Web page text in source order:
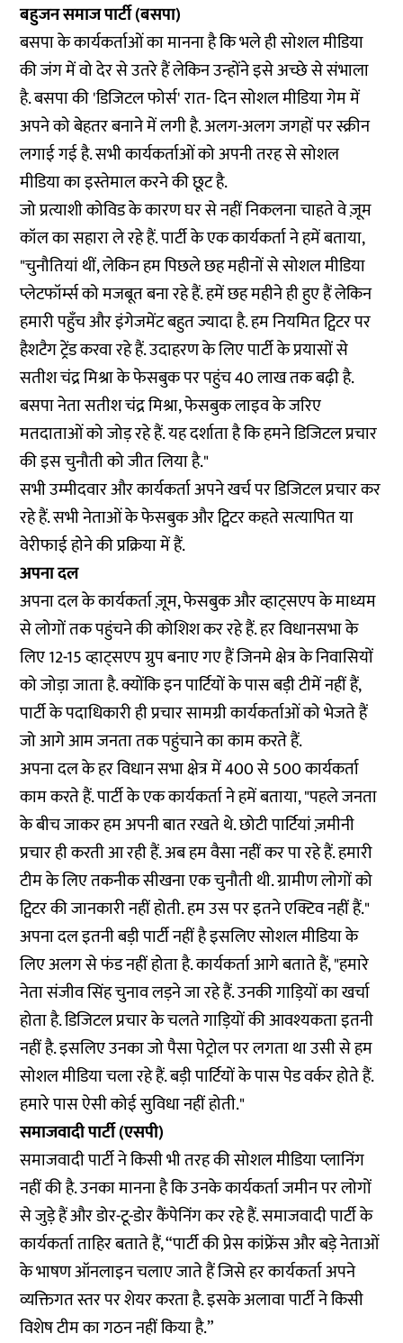
बहुजन समाज पार्टी (बसपा)
बसपा के कार्यकर्ताओं का मानना है कि भले ही सोशल मीडिया
की जंग में वो देर से उतरे हैं लेकिन उन्होंने इसे अच्छे से संभाला
है. बसपा की 'डिजिटल फोर्स' रात- दिन सोशल मीडिया गेम में
अपने को बेहतर बनाने में लगी है. अलग-अलग जगहों पर स्क्रीन
लगाई गई है. सभी कार्यकर्ताओं को अपनी तरह से सोशल
मीडिया का इस्तेमाल करने की छूट है.
जो प्रत्याशी कोविड के कारण घर से नहीं निकलना चाहते वे ज़ूम
कॉल का सहारा ले रहे हैं. पार्टी के एक कार्यकर्ता ने हमें बताया,
"चुनौतियां थीं, लेकिन हम पिछले छह महीनों से सोशल मीडिया
प्लेटफॉर्म्स को मजबूत बना रहे हैं. हमें छह महीने ही हुए हैं लेकिन
हमारी पहुँच और इंगेजमेंट बहुत ज्यादा है. हम नियमित ट्विटर पर
हैशटैग ट्रेंड करवा रहे हैं. उदाहरण के लिए पार्टी के प्रयासों से
सतीश चंद्र मिश्रा के फेसबुक पर पहुंच 40 लाख तक बढ़ी है.
बसपा नेता सतीश चंद्र मिश्रा, फेसबुक लाइव के जरिए
मतदाताओं को जोड़ रहे हैं. यह दर्शाता है कि हमने डिजिटल प्रचार
की इस चुनौती को जीत लिया है."
सभी उम्मीदवार और कार्यकर्ता अपने खर्च पर डिजिटल प्रचार कर
रहे हैं. सभी नेताओं के फेसबुक और ट्विटर कहते सत्यापित या
वेरीफाई होने की प्रक्रिया में हैं.
अपना दल
अपना दल के कार्यकर्ता ज़ूम, फेसबुक और व्हाट्सएप के माध्यम
से लोगों तक पहुंचने की कोशिश कर रहे हैं. हर विधानसभा के
लिए 12-15 व्हाट्सएप ग्रुप बनाए गए हैं जिनमे क्षेत्र के निवासियों
को जोड़ा जाता है. क्योंकि इन पार्टियों के पास बड़ी टीमें नहीं हैं,
पार्टी के पदाधिकारी ही प्रचार सामग्री कार्यकर्ताओं को भेजते हैं
जो आगे आम जनता तक पहुंचाने का काम करते हैं.
अपना दल के हर विधान सभा क्षेत्र में 400 से 500 कार्यकर्ता
काम करते हैं. पार्टी के एक कार्यकर्ता ने हमें बताया, "पहले जनता
के बीच जाकर हम अपनी बात रखते थे. छोटी पार्टियां ज़मीनी
प्रचार ही करती आ रही हैं. अब हम वैसा नहीं कर पा रहे हैं. हमारी
टीम के लिए तकनीक सीखना एक चुनौती थी. ग्रामीण लोगों को
ट्विटर की जानकारी नहीं होती. हम उस पर इतने एक्टिव नहीं हैं."
अपना दल इतनी बड़ी पार्टी नहीं है इसलिए सोशल मीडिया के
लिए अलग से फंड नहीं होता है. कार्यकर्ता आगे बताते हैं, "हमारे
नेता संजीव सिंह चुनाव लड़ने जा रहे हैं. उनकी गाड़ियों का खर्चा
होता है. डिजिटल प्रचार के चलते गाड़ियों की आवश्यकता इतनी
नहीं है. इसलिए उनका जो पैसा पेट्रोल पर लगता था उसी से हम
सोशल मीडिया चला रहे हैं. बड़ी पार्टियों के पास पेड वर्कर होते हैं.
हमारे पास ऐसी कोई सुविधा नहीं होती."
समाजवादी पार्टी (एसपी)
समाजवादी पार्टी ने किसी भी तरह की सोशल मीडिया प्लानिंग
नहीं की है. उनका मानना है कि उनके कार्यकर्ता जमीन पर लोगों
से जुड़े हैं और डोर-टू-डोर कैंपेनिंग कर रहे हैं. समाजवादी पार्टी के
कार्यकर्ता ताहिर बताते हैं, “पार्टी की प्रेस कांफ्रेंस और बड़े नेताओं
के भाषण ऑनलाइन चलाए जाते हैं जिसे हर कार्यकर्ता अपने
व्यक्तिगत स्तर पर शेयर करता है. इसके अलावा पार्टी ने किसी
विशेष टीम का गठन नहीं किया है.”